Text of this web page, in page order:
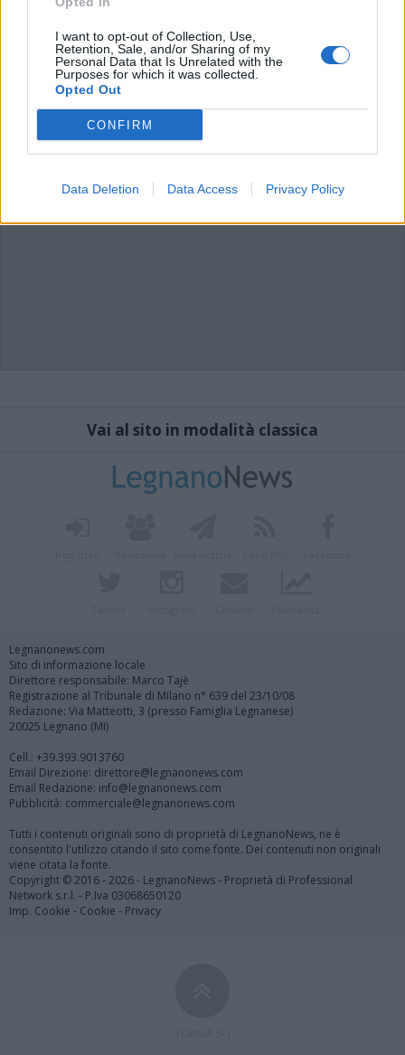
I want to opt-out of Collection, Use,
Retention, Sale, and/or Sharing of my
Personal Data that Is Unrelated with the
Purposes for which it was collected.
Opted Out
CONFIRM
Data Deletion Data Access Privacy Policy
più restrizioni e distanze
I primi maturandi a Legnano
Vai al sito in modalità classica
Legnanonews.com
Sito di informazione locale
Direttore responsabile: Marco Tajè
Registrazione al Tribunale di Milano n° 639 del 23/10/08
Redazione: Via Matteotti, 3 (presso Famiglia Legnanese)
20025 Legnano (MI)
Cell.: +39.393.9013760
Email Direzione: direttore@legnanonews.com
Email Redazione: info@legnanonews.com
Pubblicità: commerciale@legnanonews.com
Tutti i contenuti originali sono di proprietà di LegnanoNews, ne è
consentito l'utilizzo citando il sito come fonte. Dei contenuti non originali
viene citata la fonte.
Copyright © 2016 - 2026 - LegnanoNews - Proprietà di Professional
Network s.r.l. - P.Iva 03068650120
Imp. Cookie - Cookie - Privacy